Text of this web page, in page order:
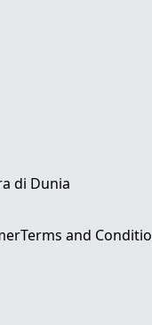
di Dunia
Terms and